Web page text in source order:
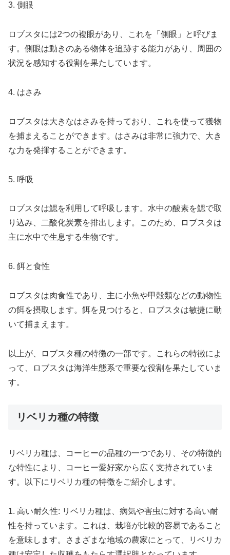
3. 側眼
ロブスタには2つの複眼があり、これを「側眼」と呼びま
す。側眼は動きのある物体を追跡する能力があり、周囲の
状況を感知する役割を果たしています。
4. はさみ
ロブスタは大きなはさみを持っており、これを使って獲物
を捕まえることができます。はさみは非常に強力で、大き
な力を発揮することができます。
5. 呼吸
ロブスタは鰓を利用して呼吸します。水中の酸素を鰓で取
り込み、二酸化炭素を排出します。このため、ロブスタは
主に水中で生息する生物です。
6. 餌と食性
ロブスタは肉食性であり、主に小魚や甲殻類などの動物性
の餌を摂取します。餌を見つけると、ロブスタは敏捷に動
いて捕まえます。
以上が、ロブスタ種の特徴の一部です。これらの特徴によ
って、ロブスタは海洋生態系で重要な役割を果たしていま
す。
リベリカ種の特徴
リベリカ種は、コーヒーの品種の一つであり、その特徴的
な特性により、コーヒー愛好家から広く支持されていま
す。以下にリベリカ種の特徴をご紹介します。
1. 高い耐久性: リベリカ種は、病気や害虫に対する高い耐
性を持っています。これは、栽培が比較的容易であること
を意味します。さまざまな地域の農家にとって、リベリカ